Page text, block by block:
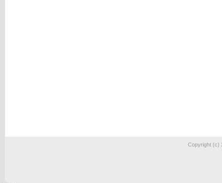
Copyright (c)